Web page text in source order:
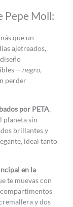
Pepe Moll:
que un
ajetreados,
—negro,
perder
por PETA,
planeta sin
brillantes y
ideal tanto
en la
te muevas con
y dos